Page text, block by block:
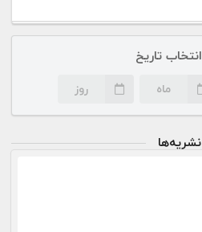
انتخاب تاریخ
ماه روز
نشریه‌ها